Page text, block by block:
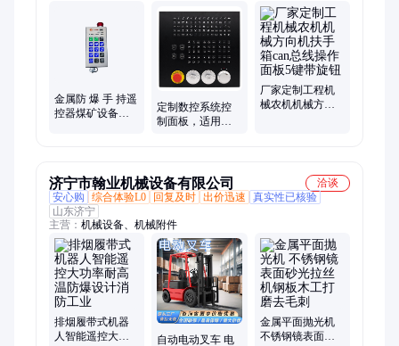
金属防 爆 手 持遥
控器煤矿设备矿
定制数控系统控
制面板，适用车
厂家定制工程机
械农机机械方向
济宁市翰业机械设备有限公司
洽谈
安心购
综合体验L0 回复及时 出价迅速
真实性已核验
山东济宁
主营： 机械设备、机械附件
排烟履带式机器
人智能遥控大功
自动电动叉车 电
金属平面抛光机
不锈钢镜表面砂